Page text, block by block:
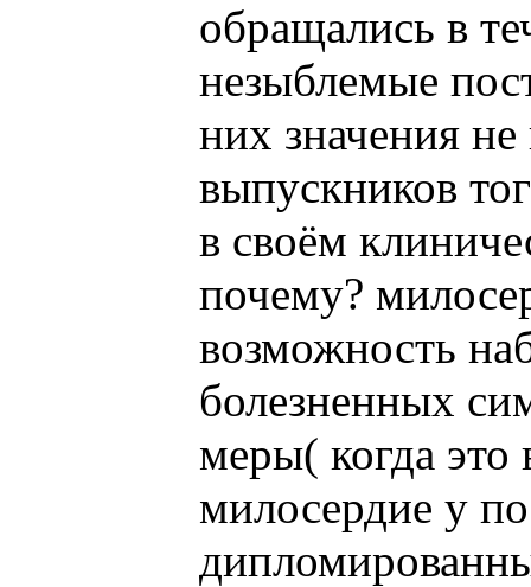
обращались в
незыблемые
них значения
выпускников
в своём
почему?
возможность
болезненных
меры( когда
милосердие у